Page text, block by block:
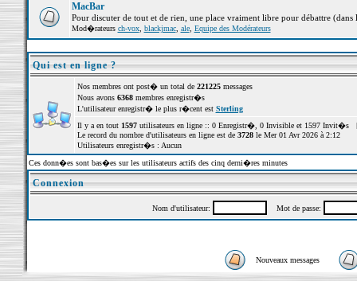
MacBar
Pour discuter de tout et de rien, une place vraiment libre pour débattre (dans
Mod�rateurs ch-vox, blackjmac, ale, Equipe des Modérateurs
Qui est en ligne ?
Nos membres ont post� un total de 221225messages
Nous avons 6368membres enregistr�s
L'utilisateur enregistr� le plus r�cent est Sterling
Il y a en tout 1597utilisateurs en ligne :: 0 Enregistr�, 0 Invisible et 1597 Invit�s
Le record du nombre d'utilisateurs en ligne est de 3728le Mer 01 Avr 2026 à 2:12
Utilisateurs enregistr�s : Aucun
Ces donn�es sont bas�es sur les utilisateurs actifs des cinq derni�res minutes
Connexion
Nom d'utilisateur: Mot de passe:
Nouveaux messages